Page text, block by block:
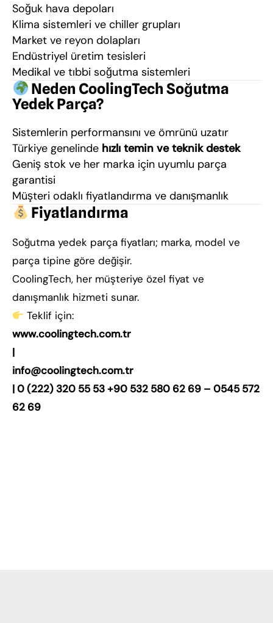
Soğuk hava depoları
Klima sistemleri ve chiller grupları
Market ve reyon dolapları
Endüstriyel üretim tesisleri
Medikal ve tıbbi soğutma sistemleri
Neden CoolingTech Soğutma
Yedek Parça?
Sistemlerin performansını ve ömrünü uzatır
Türkiye genelinde hızlı temin ve teknik destek
Geniş stok ve her marka için uyumlu parça
garantisi
Müşteri odaklı fiyatlandırma ve danışmanlık
Fiyatlandırma
Soğutma yedek parça fiyatları; marka, model ve
parça tipine göre değişir.
CoolingTech, her müşteriye özel fiyat ve
danışmanlık hizmeti sunar.
Teklif için:
www.coolingtech.com.tr
|
info@coolingtech.com.tr
| 0 (222) 320 55 53 +90 532 580 62 69 – 0545 572
62 69